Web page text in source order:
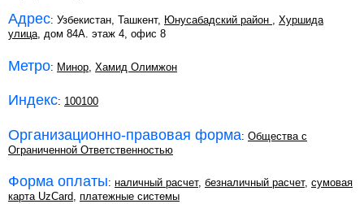
Адрес: Узбекистан, Ташкент, Юнусабадский район , Хуршида
улица, дом 84А. этаж 4, офис 8
Метро: Минор Хамид Олимжон
Индекс: 100100
Организационно-правовая форма: Общества с
Ограниченной Ответственностью
Форма оплаты: наличный расчет, безналичный расчет, сумовая
карта UzCard, платежные системы